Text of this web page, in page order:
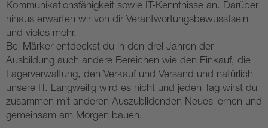
Kommunikationsfähigkeit sowie IT-Kenntnisse an. Darüber
hinaus erwarten wir von dir Verantwortungsbewusstsein
und vieles mehr.
Bei Märker entdeckst du in den drei Jahren der
Ausbildung auch andere Bereichen wie den Einkauf, die
Lagerverwaltung, den Verkauf und Versand und natürlich
unsere IT. Langweilig wird es nicht und jeden Tag wirst du
zusammen mit anderen Auszubildenden Neues lernen und
gemeinsam am Morgen bauen.